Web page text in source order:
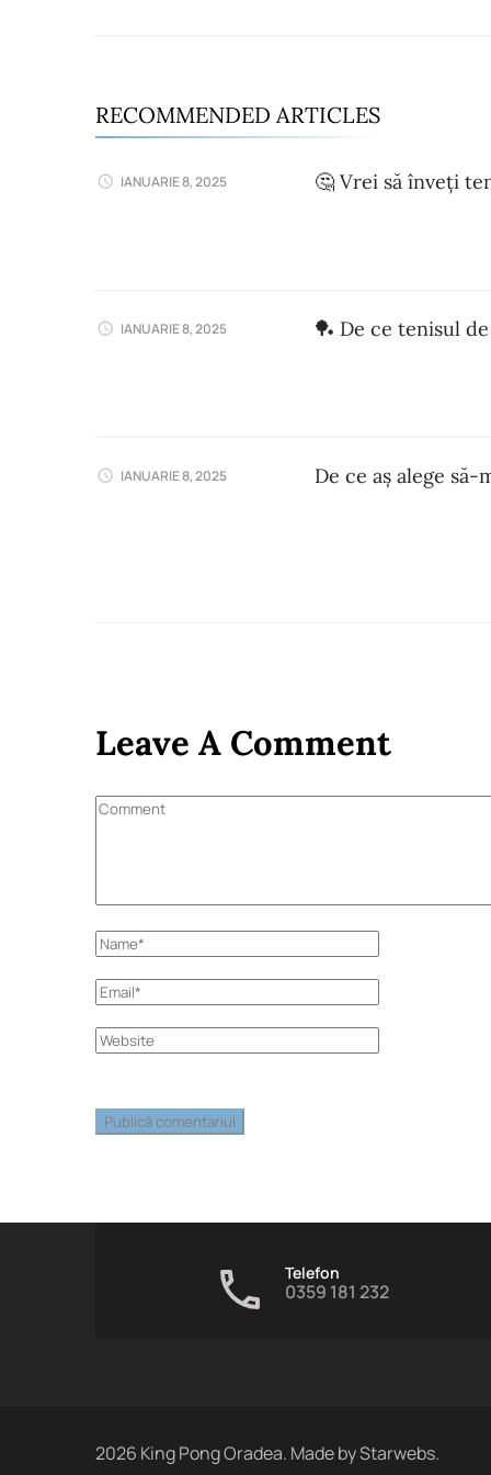
RECOMMENDED ARTICLES
IANUARIE 8, 2025 🤔 Vrei să înveți
IANUARIE 8, 2025 🏓 De ce tenisul
IANUARIE 8, 2025 De ce aș alege
Leave A Comment
Telefon
0359 181 232
2026 King Pong Oradea. Made byStarwebs.